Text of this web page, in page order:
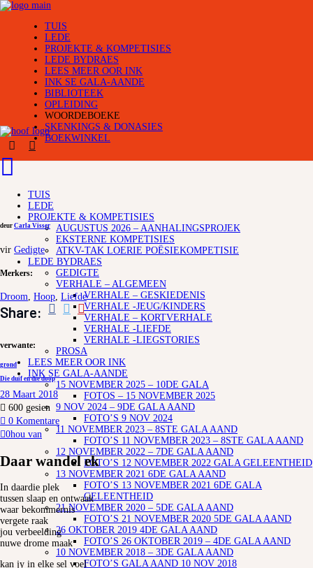
TUIS
LEDE
PROJEKTE & KOMPETISIES
LEDE BYDRAES
LEES MEER OOR INK
INK SE GALA-AANDE
BIBLIOTEEK
OPLEIDING
WOORDEBOEKE
SKENKINGS & DONASIES
BOEKWINKEL
TUIS
LEDE
PROJEKTE & KOMPETISIES
AUGUSTUS 2026 – AANHALINGSPROJEK
EKSTERNE KOMPETISIES
ATKV-TAK LOERIE POËSIEKOMPETISIE
LEDE BYDRAES
GEDIGTE
VERHALE – ALGEMEEN
VERHALE – GESKIEDENIS
VERHALE -JEUG/KINDERS
VERHALE – KORTVERHALE
VERHALE -LIEFDE
VERHALE -LIEGSTORIES
PROSA
LEES MEER OOR INK
INK SE GALA-AANDE
15 NOVEMBER 2025 – 10DE GALA
FOTOS – 15 NOVEMBER 2025
9 NOV 2024 – 9DE GALA AAND
FOTO’S 9 NOV 2024
11 NOVEMBER 2023 – 8STE GALA AAND
FOTO’S 11 NOVEMBER 2023 – 8STE GALA AAND
12 NOVEMBER 2022 – 7DE GALA AAND
FOTO’S 12 NOVEMBER 2022 GALA GELEENTHEID
13 NOVEMBER 2021 6DE GALA AAND
FOTO’S 13 NOVEMBER 2021 6DE GALA
GELEENTHEID
21 NOVEMBER 2020 – 5DE GALA AAND
FOTO’S 21 NOVEMBER 2020 5DE GALA AAND
26 OKTOBER 2019 4DE GALA AAND
FOTO’S 26 OKTOBER 2019 – 4DE GALA AAND
10 NOVEMBER 2018 – 3DE GALA AAND
FOTO’S GALA AAND 10 NOV 2018
deur Carla Visser
vir Gedigte
Merkers:
Droom, Hoop, Liefde
Share:
verwante:
grond
Die duif en die doop
28 Maart 2018
600 gesien
0 Komentare
0hou van
Daar wandel ek
In daardie plek
tussen slaap en ontwaak
waar bekommernis
vergete raak
jou verbeelding
nuwe drome maak
kan jy in elke sel voel